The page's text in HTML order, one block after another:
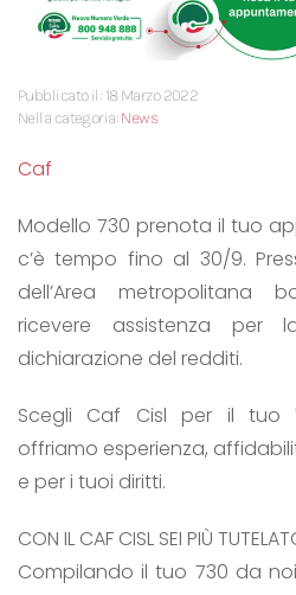
Pubblicato il: 18 Marzo 2022
Nella categoria:News
Caf
Modello 730 prenota il tuo
c’è tempo fino al 30/9.
dell’Area metropolitana
ricevere assistenza per
dichiarazione del redditi.
Scegli Caf Cisl per il tuo
offriamo esperienza,
e per i tuoi diritti.
CON IL CAF CISL SEI PIÙ
Compilando il tuo 730 da